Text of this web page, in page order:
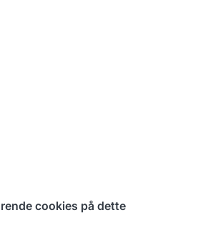
cookies på dette